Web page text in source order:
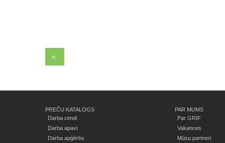
<
PREČU KATALOGS
Darba cimdi
Darba apavi
Darba apģērbs
PAR MUMS
Par GRIF
Vakances
Mūsu partneri